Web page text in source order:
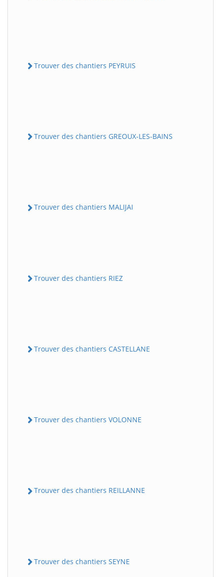
Trouver des chantiers PEYRUIS
Trouver des chantiers GREOUX-LES-BAINS
Trouver des chantiers MALIJAI
Trouver des chantiers RIEZ
Trouver des chantiers CASTELLANE
Trouver des chantiers VOLONNE
Trouver des chantiers REILLANNE
Trouver des chantiers SEYNE